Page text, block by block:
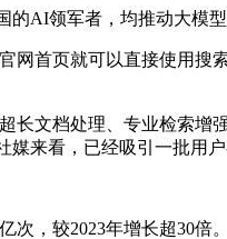
AI领军者，均推动大模型
首页就可以直接使用搜
文档处理、专业检索增
来看，已经吸引一批用户
，较2023年增长超30倍。